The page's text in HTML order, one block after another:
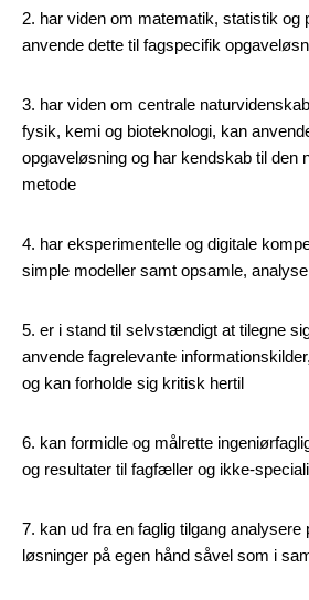
2. har viden om matematik, statistik og
anvende dette til fagspecifik
3. har viden om centrale
fysik, kemi og bioteknologi, kan
opgaveløsning og har kendskab til den
metode
4. har eksperimentelle og digitale
simple modeller samt opsamle,
5. er i stand til selvstændigt at tilegne
anvende fagrelevante
og kan forholde sig kritisk hertil
6. kan formidle og målrette
og resultater til fagfæller og ikke-
7. kan ud fra en faglig tilgang analysere
løsninger på egen hånd såvel som i